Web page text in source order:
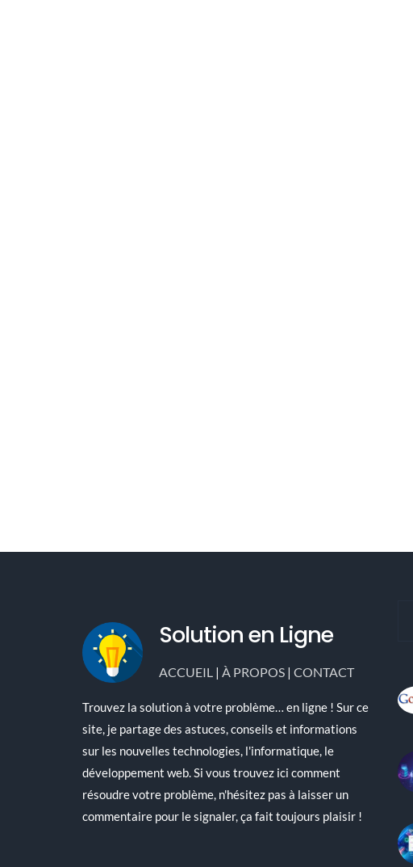
Solution en Ligne
ACCUEIL | À PROPOS | CONTACT
Trouvez la solution à votre problème… en ligne ! Sur ce
site, je partage des astuces, conseils et informations
sur les nouvelles technologies, l'informatique, le
développement web. Si vous trouvez ici comment
résoudre votre problème, n'hésitez pas à laisser un
commentaire pour le signaler, ça fait toujours plaisir !